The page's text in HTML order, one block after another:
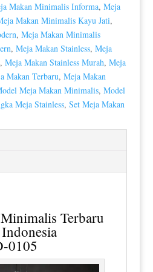
Makan Minimalis Informa, Meja
Makan Minimalis Kayu Jati,
, Meja Makan Minimalis
, Meja Makan Stainless, Meja
, Meja Makan Stainless Murah, Meja
Makan Terbaru, Meja Makan
Meja Makan Minimalis, Model
Meja Stainless, Set Meja Makan
Terbaru
0105